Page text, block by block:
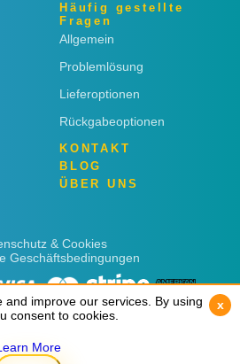
Häufig gestellte
Fragen
Allgemein
Problemlösung
Lieferoptionen
Rückgabeoptionen
KONTAKT
BLOG
ÜBER UNS
& Cookies
Geschäftsbedingungen
and improve our services. By using
consent to cookies.
More
x
and improve our services. By using
consent to cookies.
More
x